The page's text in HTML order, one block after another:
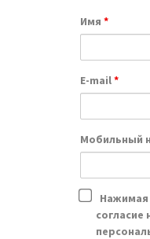
Имя *
E-mail*
Мобильный
Нажимая
согласие